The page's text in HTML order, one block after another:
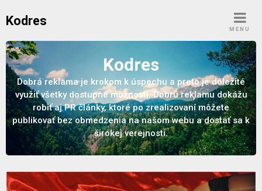
Kodres
MENU
Kodres
Dobrá reklama je krokom k úspechu a preto je dôležité
využiť všetky dostupné možnosti. Dobrú reklamu dokážu
robiť aj PR články, ktoré po zrealizovaní môžete
publikovať bez obmedzenia na našom webu a dostať sa k
širokej verejnosti.